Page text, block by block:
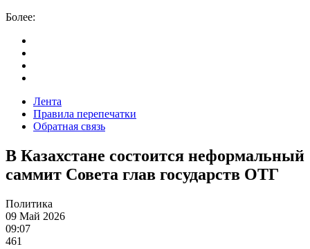
Более:
Лента
Правила перепечатки
Обратная связь
В Казахстане состоится неформальный
саммит Совета глав государств ОТГ
Политика
09 Май 2026
09:07
461